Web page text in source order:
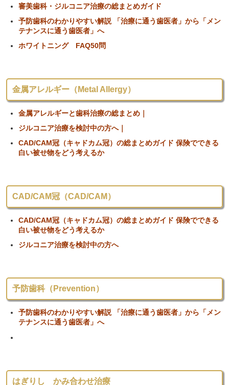
審美歯科・ジルコニア治療の総まとめガイド
予防歯科のわかりやすい解説 「治療に通う歯医者」から「メン
テナンスに通う歯医者」へ
ホワイトニング FAQ50問
金属アレルギー（Metal Allergy）
金属アレルギーと歯科治療の総まとめ｜
ジルコニア治療を検討中の方へ｜
CAD/CAM冠（キャドカム冠）の総まとめガイド 保険でできる
白い被せ物をどう考えるか
CAD/CAM冠（CAD/CAM）
CAD/CAM冠（キャドカム冠）の総まとめガイド 保険でできる
白い被せ物をどう考えるか
ジルコニア治療を検討中の方へ
予防歯科（Prevention）
予防歯科のわかりやすい解説 「治療に通う歯医者」から「メン
テナンスに通う歯医者」へ
はぎりし かみ合わせ治療